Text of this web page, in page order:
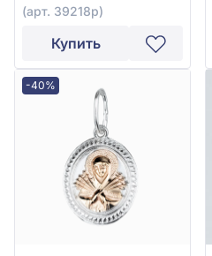
(арт. 39218р)
Купить
-40%